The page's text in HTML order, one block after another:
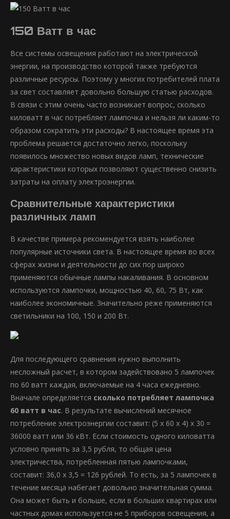
150 Ватт в час
Все системы освещения работают на электрической
энергии, на производство которой также требуются
различные ресурсы. Поэтому у многих потребителей плата
за свет составляет довольно большую статью расходов.
В связи с этим очень часто возникает вопрос, сколько
киловатт в час потребляет лампочка и нельзя ли каким-то
образом сократить эти расходы? В настоящее время эта
проблема решается достаточно легко, поскольку
появилось множество новых видов ламп, технические
характеристики которых позволяют существенно снизить
затраты на оплату электроэнергии.
Сравнительные характеристики
различных ламп
В качестве примера рекомендуется взять наиболее
популярные источники света. В настоящее время во всех
сферах жизни и деятельности до сих пор широко
применяются обычные лампы накаливания. В основном
используются лампочки, мощностью 40, 60, 75 Вт, как
наиболее экономичные. Значительно реже применяются
светильники на 100, 150 и 200 Вт.
Для последующего сравнения нужно выполнить
несложный расчет, в котором задействовано 5 лампочек
по 60 ватт каждая, включаемые на 4 часа ежедневно.
Вначале определяется сколько потребляет лампочка
60 ватт в час. В результате вычислений месячное
потребление электроэнергии составит: (5 х 60 х 4) х 30 =
36000 ватт или 36 кВт. Если стоимость одного киловатта
условно принять за 3,5 рубля, то общая цена
электричества, потребленная пятью лампочками,
составит: 36,0 х 3,5 = 126 рублей. То есть, за 5 лампочек в
течение месяца набегает довольно значительная сумма.
Она может быть и больше, если в больших квартирах или
частных домах используется не 5 приборов освещения, а